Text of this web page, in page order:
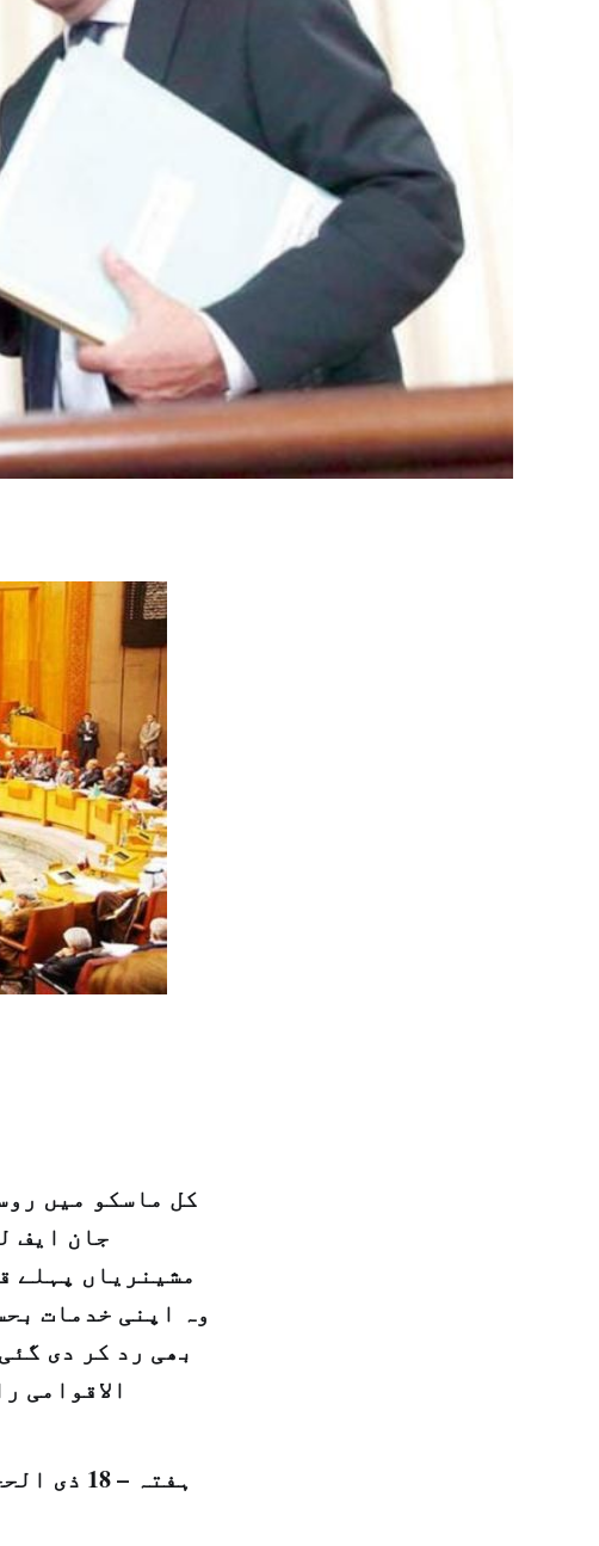
کل ماسکو میں
جان ایف
مشینریاں پہلے
وہ اپنی خدمات
بھی رد کر دی
الاقوامی
ہفتہ – 18 ذی الحجہ 1438 ہجری مطابق 09 ستمبر 2017 ء شمارہ نمبر: (14165)